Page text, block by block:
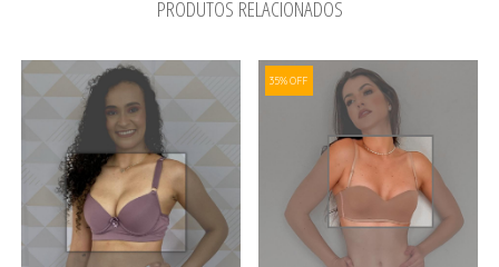
PRODUTOS RELACIONADOS
35% OFF